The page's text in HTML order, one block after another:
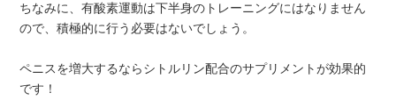
ちなみに、有酸素運動は下半身のトレーニングにはなりません
ので、積極的に行う必要はないでしょう。
ペニスを増大するならシトルリン配合のサプリメントが効果的
です！